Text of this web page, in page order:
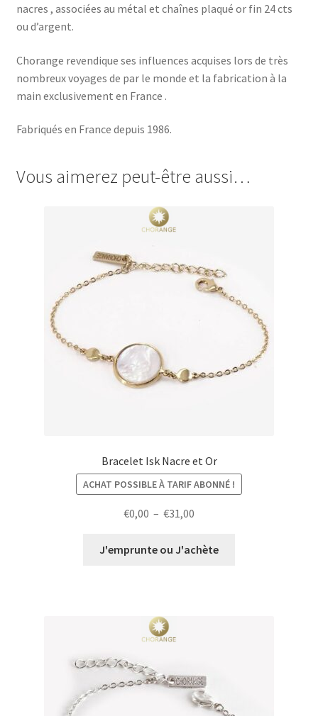
nacres , associées au métal et chaînes plaqué or fin 24 cts
ou d’argent.
Chorange revendique ses influences acquises lors de très
nombreux voyages de par le monde et la fabrication à la
main exclusivement en France .
Fabriqués en France depuis 1986.
Vous aimerez peut-être aussi…
Bracelet Isk Nacre et Or
ACHAT POSSIBLE À TARIF ABONNÉ !
€0,00 – €31,00
prix :
J'emprunte ou J'achète